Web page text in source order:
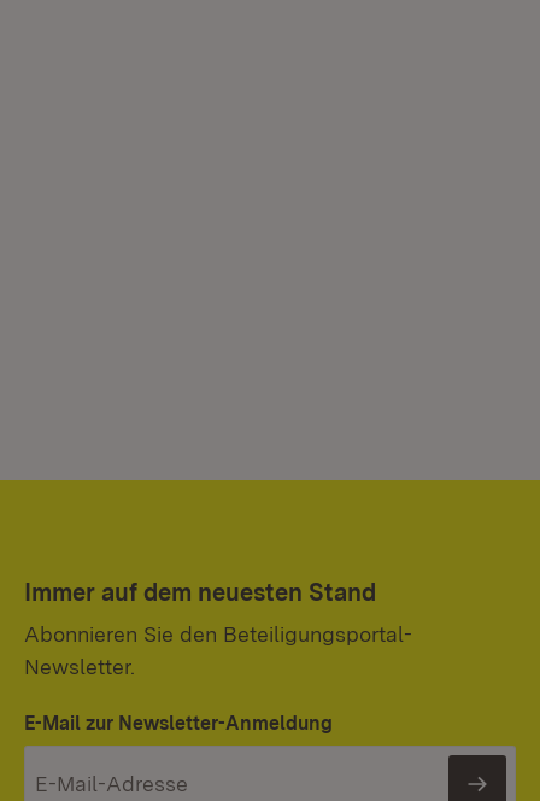
Immer auf dem neuesten Stand
Abonnieren Sie den Beteiligungsportal-
Newsletter.
E-Mail zur Newsletter-Anmeldung